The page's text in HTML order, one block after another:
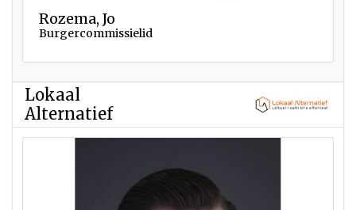
Rozema, Jo
Burgercommissielid
Lokaal
Alternatief